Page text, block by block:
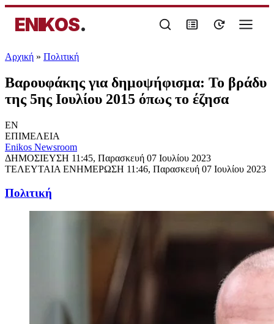
ENIKOS.
Αρχική » Πολιτική
Βαρουφάκης για δημοψήφισμα: Το βράδυ
της 5ης Ιουλίου 2015 όπως το έζησα
EN
ΕΠΙΜΕΛΕΙΑ
Enikos Newsroom
ΔΗΜΟΣΙΕΥΣΗ 11:45, Παρασκευή 07 Ιουλίου 2023
ΤΕΛΕΥΤΑΙΑ ΕΝΗΜΕΡΩΣΗ 11:46, Παρασκευή 07 Ιουλίου 2023
Πολιτική